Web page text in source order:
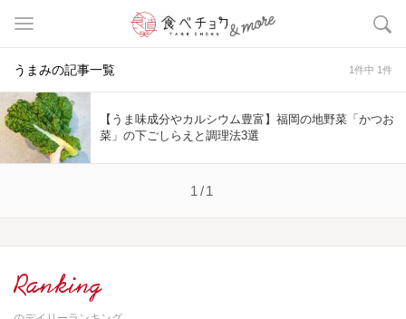
うまみの記事一覧 1件中 1件
【うま味成分やカルシウム豊富】福岡の地野菜「かつお
菜」の下ごしらえと調理法3選
1/1
Ranking